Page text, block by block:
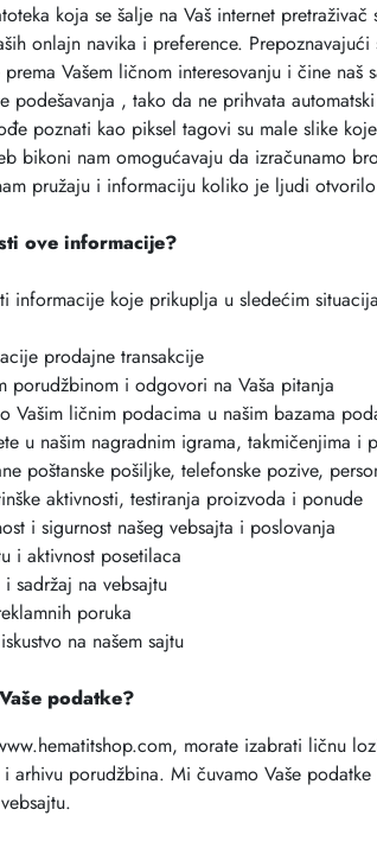
koja se šalje na Vaš internet
onlajn navika i preference.
Vašem ličnom interesovanju i čine
podešavanja , tako da ne prihvata
poznati kao piksel tagovi su male slike
bikoni nam omogućavaju da izračunamo
pružaju i informaciju koliko je ljudi
ove informacije?
informacije koje prikuplja u sledećim
prodajne transakcije
porudžbinom i odgovori na Vaša pitanja
Vašim ličnim podacima u našim bazama
u našim nagradnim igrama, takmičenjima i
poštanske pošiljke, telefonske pozive,
aktivnosti, testiranja proizvoda i ponude
i sigurnost našeg vebsajta i poslovanja
i aktivnost posetilaca
sadržaj na vebsajtu
poruka
na našem sajtu
podatke?
morate izabrati ličnu
porudžbina. Mi čuvamo Vaše